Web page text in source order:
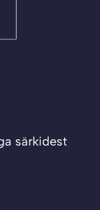
särkidest